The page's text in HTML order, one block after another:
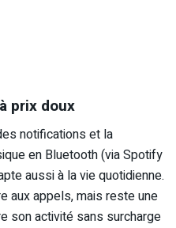
prix doux
notifications et la
en Bluetooth (via Spotify
aussi à la vie quotidienne.
aux appels, mais reste une
son activité sans surcharge